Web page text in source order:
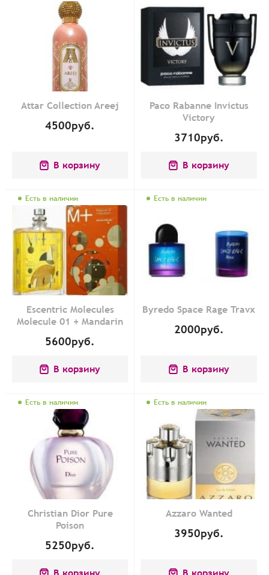
Attar Collection Areej
4500руб.
В корзину
Paco Rabanne Invictus
Victory
3710руб.
В корзину
Есть в наличии
Escentric Molecules
Molecule 01 + Mandarin
5600руб.
В корзину
Есть в наличии
Byredo Space Rage Travx
2000руб.
В корзину
Есть в наличии
Christian Dior Pure
Poison
5250руб.
В корзину
Есть в наличии
Azzaro Wanted
3950руб.
В корзину